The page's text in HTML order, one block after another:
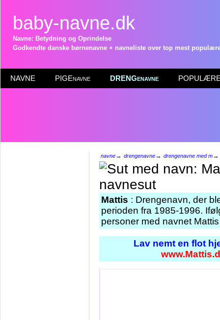
baby-navne.dk
Navne: Betydning og Oprindelse
Godkendte danske børnenavne + navneliste over top mest
NAVNE PIGEnavne DRENGenavne POPULÆRE
navne→ drengenavne→ drengenavne med m
Mattis : Drengenavn, der
perioden fra 1985-1996.
personer med navnet
Lav nemt en flot